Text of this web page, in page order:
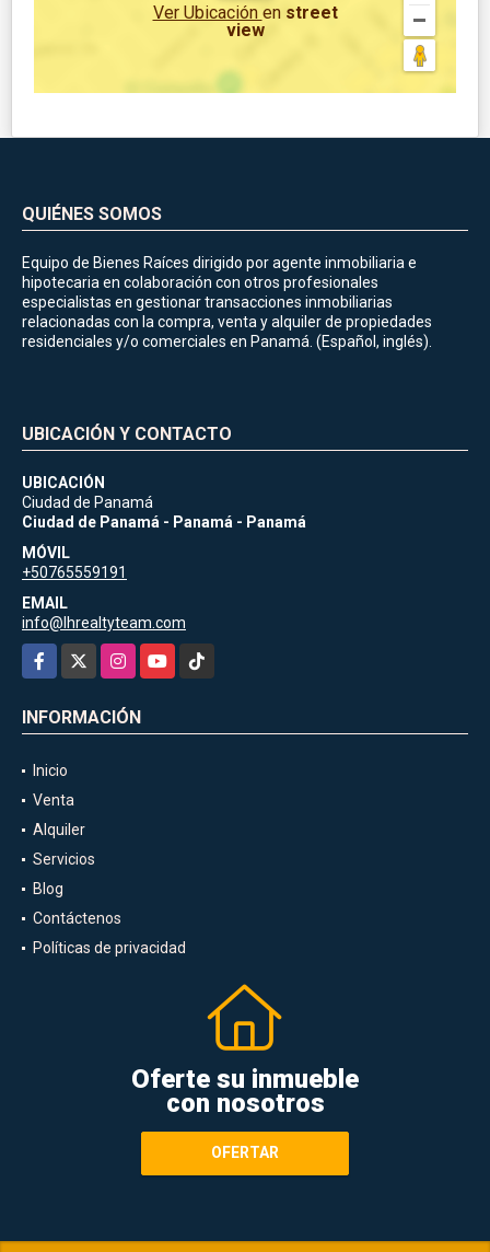
Ver Ubicación en street
view
QUIÉNES SOMOS
Equipo de Bienes Raíces dirigido por agente inmobiliaria e
hipotecaria en colaboración con otros profesionales
especialistas en gestionar transacciones inmobiliarias
relacionadas con la compra, venta y alquiler de propiedades
residenciales y/o comerciales en Panamá. (Español, inglés).
UBICACIÓN Y CONTACTO
UBICACIÓN
Ciudad de Panamá
Ciudad de Panamá - Panamá - Panamá
MÓVIL
+50765559191
EMAIL
info@lhrealtyteam.com
Facebook
InstagramYouTubeTikTok
INFORMACIÓN
Inicio
Venta
Alquiler
Servicios
Blog
Contáctenos
Políticas de privacidad
Oferte su inmueble
con nosotros
OFERTAR